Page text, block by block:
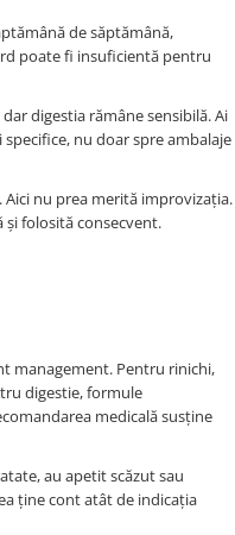
de săptămână,
poate fi insuficientă pentru
digestia rămâne sensibilă. Ai
nu doar spre ambalaje
Aici nu prea merită improvizația.
folosită consecvent.
management. Pentru rinichi,
digestie, formule
medicală susține
au apetit scăzut sau
ține cont atât de indicația